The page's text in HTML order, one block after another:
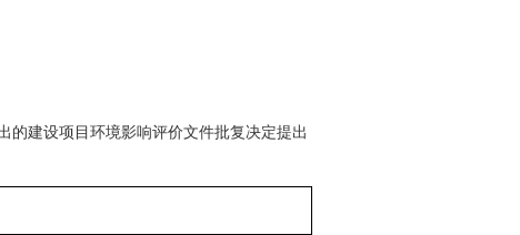
的建设项目环境影响评价文件批复决定提出